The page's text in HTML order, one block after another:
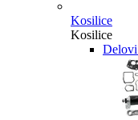
Kosilice
Kosilice